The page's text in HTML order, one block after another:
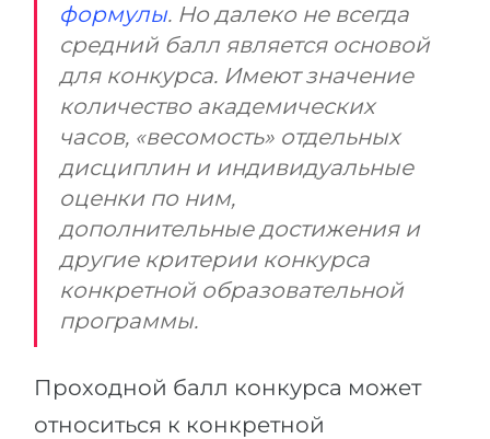
формулы. Но далеко не всегда
средний балл является основой
для конкурса. Имеют значение
количество академических
часов, «весомость» отдельных
дисциплин и индивидуальные
оценки по ним,
дополнительные достижения и
другие критерии конкурса
конкретной образовательной
программы.
Проходной балл конкурса может
относиться к конкретной